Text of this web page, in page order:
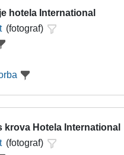
hotela International
(fotograf)
krova Hotela International
(fotograf)